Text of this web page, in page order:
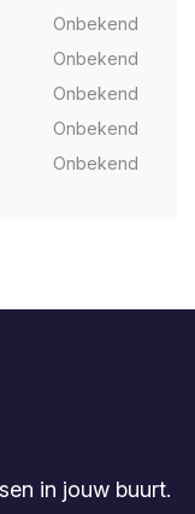
Onbekend
Onbekend
Onbekend
Onbekend
Onbekend
in jouw buurt.